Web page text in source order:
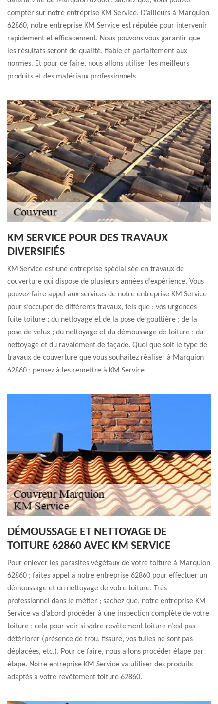
compter sur notre entreprise KM Service. D’ailleurs à Marquion
62860, notre entreprise KM Service est réputée pour intervenir
rapidement et efficacement. Nous pouvons vous garantir que
les résultats seront de qualité, fiable et parfaitement aux
normes. Et pour ce faire, nous allons utiliser les meilleurs
produits et des matériaux professionnels.
KM SERVICE POUR DES TRAVAUX
DIVERSIFIÉS
KM Service est une entreprise spécialisée en travaux de
couverture qui dispose de plusieurs années d’expérience. Vous
pouvez faire appel aux services de notre entreprise KM Service
pour s’occuper de différents travaux, tels que : vos urgences
fuite toiture ; du nettoyage et de la pose de gouttière ; de la
pose de velux ; du nettoyage et du démoussage de toiture ; du
nettoyage et du ravalement de façade. Quel que soit le type de
travaux de couverture que vous souhaitez réaliser à Marquion
62860 ; pensez à les remettre à KM Service.
DÉMOUSSAGE ET NETTOYAGE DE
TOITURE 62860 AVEC KM SERVICE
Pour enlever les parasites végétaux de votre toiture à Marquion
62860 ; faites appel à notre entreprise 62860 pour effectuer un
démoussage et un nettoyage de votre toiture. Très
professionnel dans le métier ; sachez que, notre entreprise KM
Service va d’abord procéder à une inspection complète de votre
toiture ; cela pour voir si votre revêtement toiture n’est pas
détériorer (présence de trou, fissure, vos tuiles ne sont pas
déplacées, etc.). Pour ce faire, nous allons procéder étape par
étape. Notre entreprise KM Service va utiliser des produits
adaptés à votre revêtement toiture 62860.